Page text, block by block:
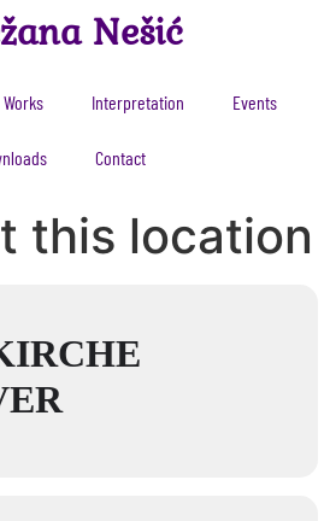
Nešić
Works Interpretation Events
Contact
this location